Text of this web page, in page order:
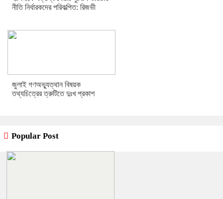
নীতি নির্ধারকদের পরিকল্পিত: রিজভী
জুলাই গণঅভ্যুত্থান বিষয়ক
তথ্যচিত্রের ত্রুটিতে দুঃখ প্রকাশ
Popular Post